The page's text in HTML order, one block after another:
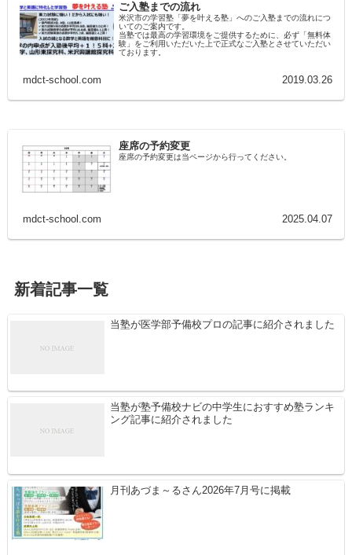
ご入塾までの流れ
米沢市の学習塾「夢を叶える塾」へのご入塾までの流れにつ
いてのご案内です。
当塾では最高の学習環境をご提供するために、必ず「無料体
験」をご利用いただいた上で正式なご入塾とさせていただい
ております。
mdct-school.com 2019.03.26
座席の予約変更
座席の予約変更は当ページから行ってください。
mdct-school.com 2025.04.07
新着記事一覧
当塾が医学部予備校プロの記事に紹介されました
当塾が塾予備校ナビの中学生におすすめ塾ランキ
ング記事に紹介されました
月刊あづま～るさん2026年7月号に掲載